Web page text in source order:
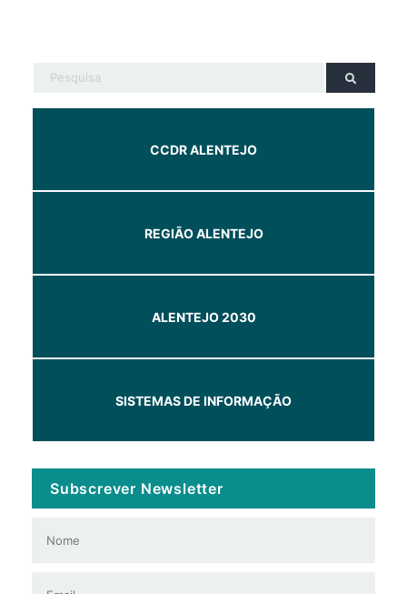
CCDR ALENTEJO
REGIÃO ALENTEJO
ALENTEJO 2030
SISTEMAS DE INFORMAÇÃO
Subscrever Newsletter